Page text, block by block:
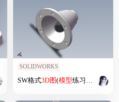
SOLIDWORKS
SW格式3D图(模型练习题)-034